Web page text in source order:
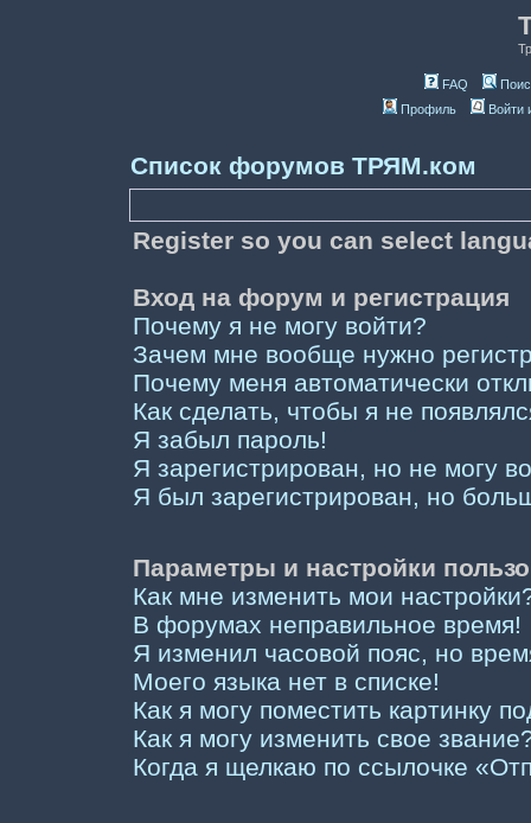
FAQ
Профиль
Войти
Список форумов ТРЯМ.ком
Register so you can select
Вход на форум и регистрация
Почему я не могу войти?
Зачем мне вообще нужно
Почему меня автоматически
Как сделать, чтобы я не
Я забыл пароль!
Я зарегистрирован, но не могу
Я был зарегистрирован, но
Параметры и настройки
Как мне изменить мои
В форумах неправильное время!
Я изменил часовой пояс, но
Моего языка нет в списке!
Как я могу поместить картинку
Как я могу изменить свое
Когда я щелкаю по ссылочке